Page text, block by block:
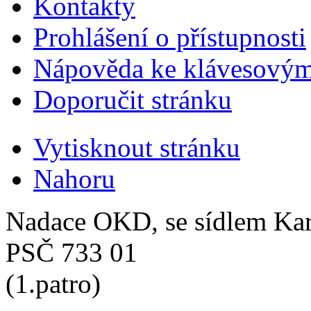
Prohlášení o přístupnosti
Nápověda ke
Doporučit stránku
Vytisknout stránku
Nahoru
Nadace OKD, se sídlem
PSČ 733 01
(1.patro)